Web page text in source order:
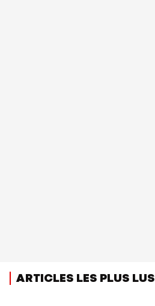
ARTICLES LES PLUS LUS